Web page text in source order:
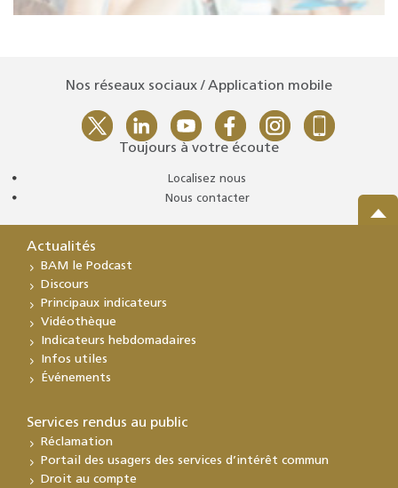
Nos réseaux sociaux / Application mobile
Toujours à votre écoute
Localisez nous
Nous contacter
Actualités
BAM le Podcast
Discours
Principaux indicateurs
Vidéothèque
Indicateurs hebdomadaires
Infos utiles
Événements
Services rendus au public
Réclamation
Portail des usagers des services d’intérêt commun
Droit au compte